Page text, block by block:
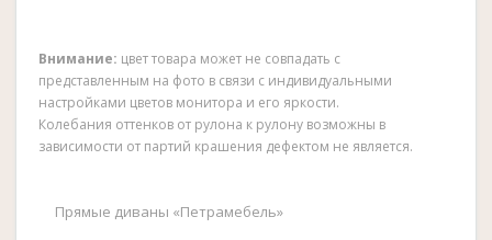
Внимание: цвет товара может не совпадать с
представленным на фото в связи с индивидуальными
настройками цветов монитора и его яркости.
Колебания оттенков от рулона к рулону возможны в
зависимости от партий крашения дефектом не является.
Прямые диваны «Петрамебель»